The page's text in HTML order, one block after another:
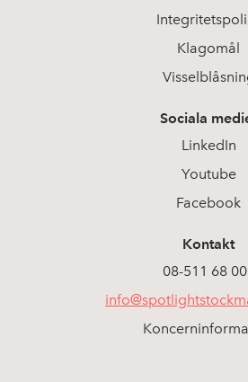
Klagomål
Sociala
LinkedIn
Youtube
Facebook
Kontakt
08-511 68